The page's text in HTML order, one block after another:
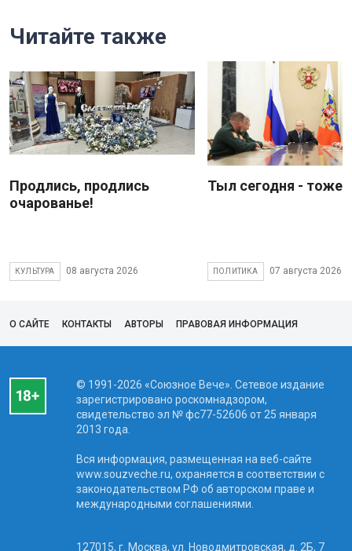
Читайте также
Продлись, продлись
очарованье!
КУЛЬТУРА 08 августа 2026
Тыл сегодня - тоже
ПОЛИТИКА 07 августа 2026
О САЙТЕ КОНТАКТЫ АВТОРЫ ПРАВОВАЯ ИНФОРМАЦИЯ
© 1991-2026 «Союзное Вече». Сетевое издание
зарегистрировано роскомнадзором,
свидетельство эл № фc77-52606 от 25 января
2013 года.
Вся информация, размещенная на веб-сайте
www.souzveche.ru, охраняется в соответствии с
законодательством РФ об авторском праве и
международными соглашениями.
127015, г. Москва, ул. Новодмитровская, д. 2Б, 7